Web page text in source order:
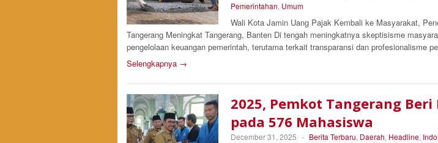
Pemerintahan, Umum
Wali Kota Jamin Uang Pajak Kembali ke Masyarakat,
Tangerang Meningkat Tangerang, Banten Di tengah meningkatnya skeptisisme
pengelolaan keuangan pemerintah, terutama terkait transparansi dan profesionalisme
Selengkapnya →
2025, Pemkot Tangerang Beri
pada 576 Mahasiswa
December 31, 2025 - Berita Terbaru, Daerah, Headline,